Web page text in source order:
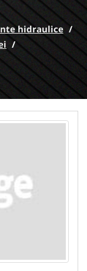
hidraulice /
/